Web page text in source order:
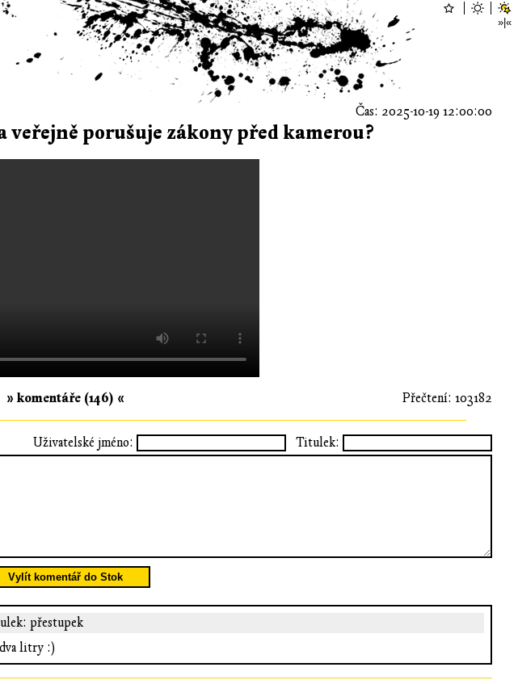
Čas: 2025-10-19 12:00:00
veřejně porušuje zákony před kamerou?
Přečtení: 103182
» komentáře (146) «
Uživatelské jméno: Titulek:
Vylít komentář do Stok
přestupek
dva litry :)